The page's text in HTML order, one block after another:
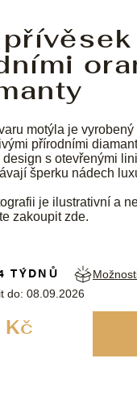
motýla je
přírodními
design s otevřenými
šperku nádech
je ilustrativní a
zakoupitzde.
TÝDNŮ
do: 08.09.2026